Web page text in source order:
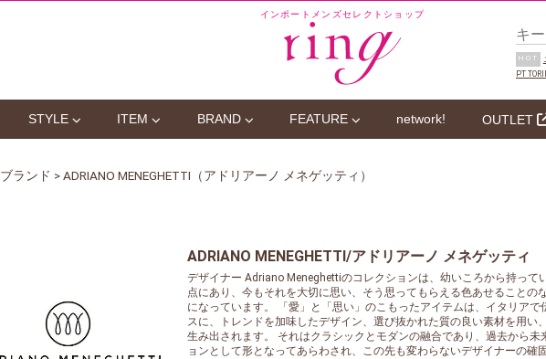
インポートメンズセレクトショップ
HOT
PT
STYLE ITEM BRAND FEATURE network! OUTLET
ブランド > ADRIANO MENEGHETTI（アドリアーノ メネゲッティ）
ADRIANO MENEGHETTI/アドリアーノ メネゲッティ
デザイナー Adriano Meneghettiのコレクションは、幼いころから持って
点にあり、今もそれを大切に思い、そう思ってもらえる色あせることの
になっています。 「愛」と「思い」のこもったアイテムは、イタリア
スに、トレンドを加味したデザイン、選び抜かれた質の良い素材を用い
生み出されます。 それはクラシックとモダンの融合であり、過去から
ョンとして形となってあらわされ、この先も変わらないデザイナーの確